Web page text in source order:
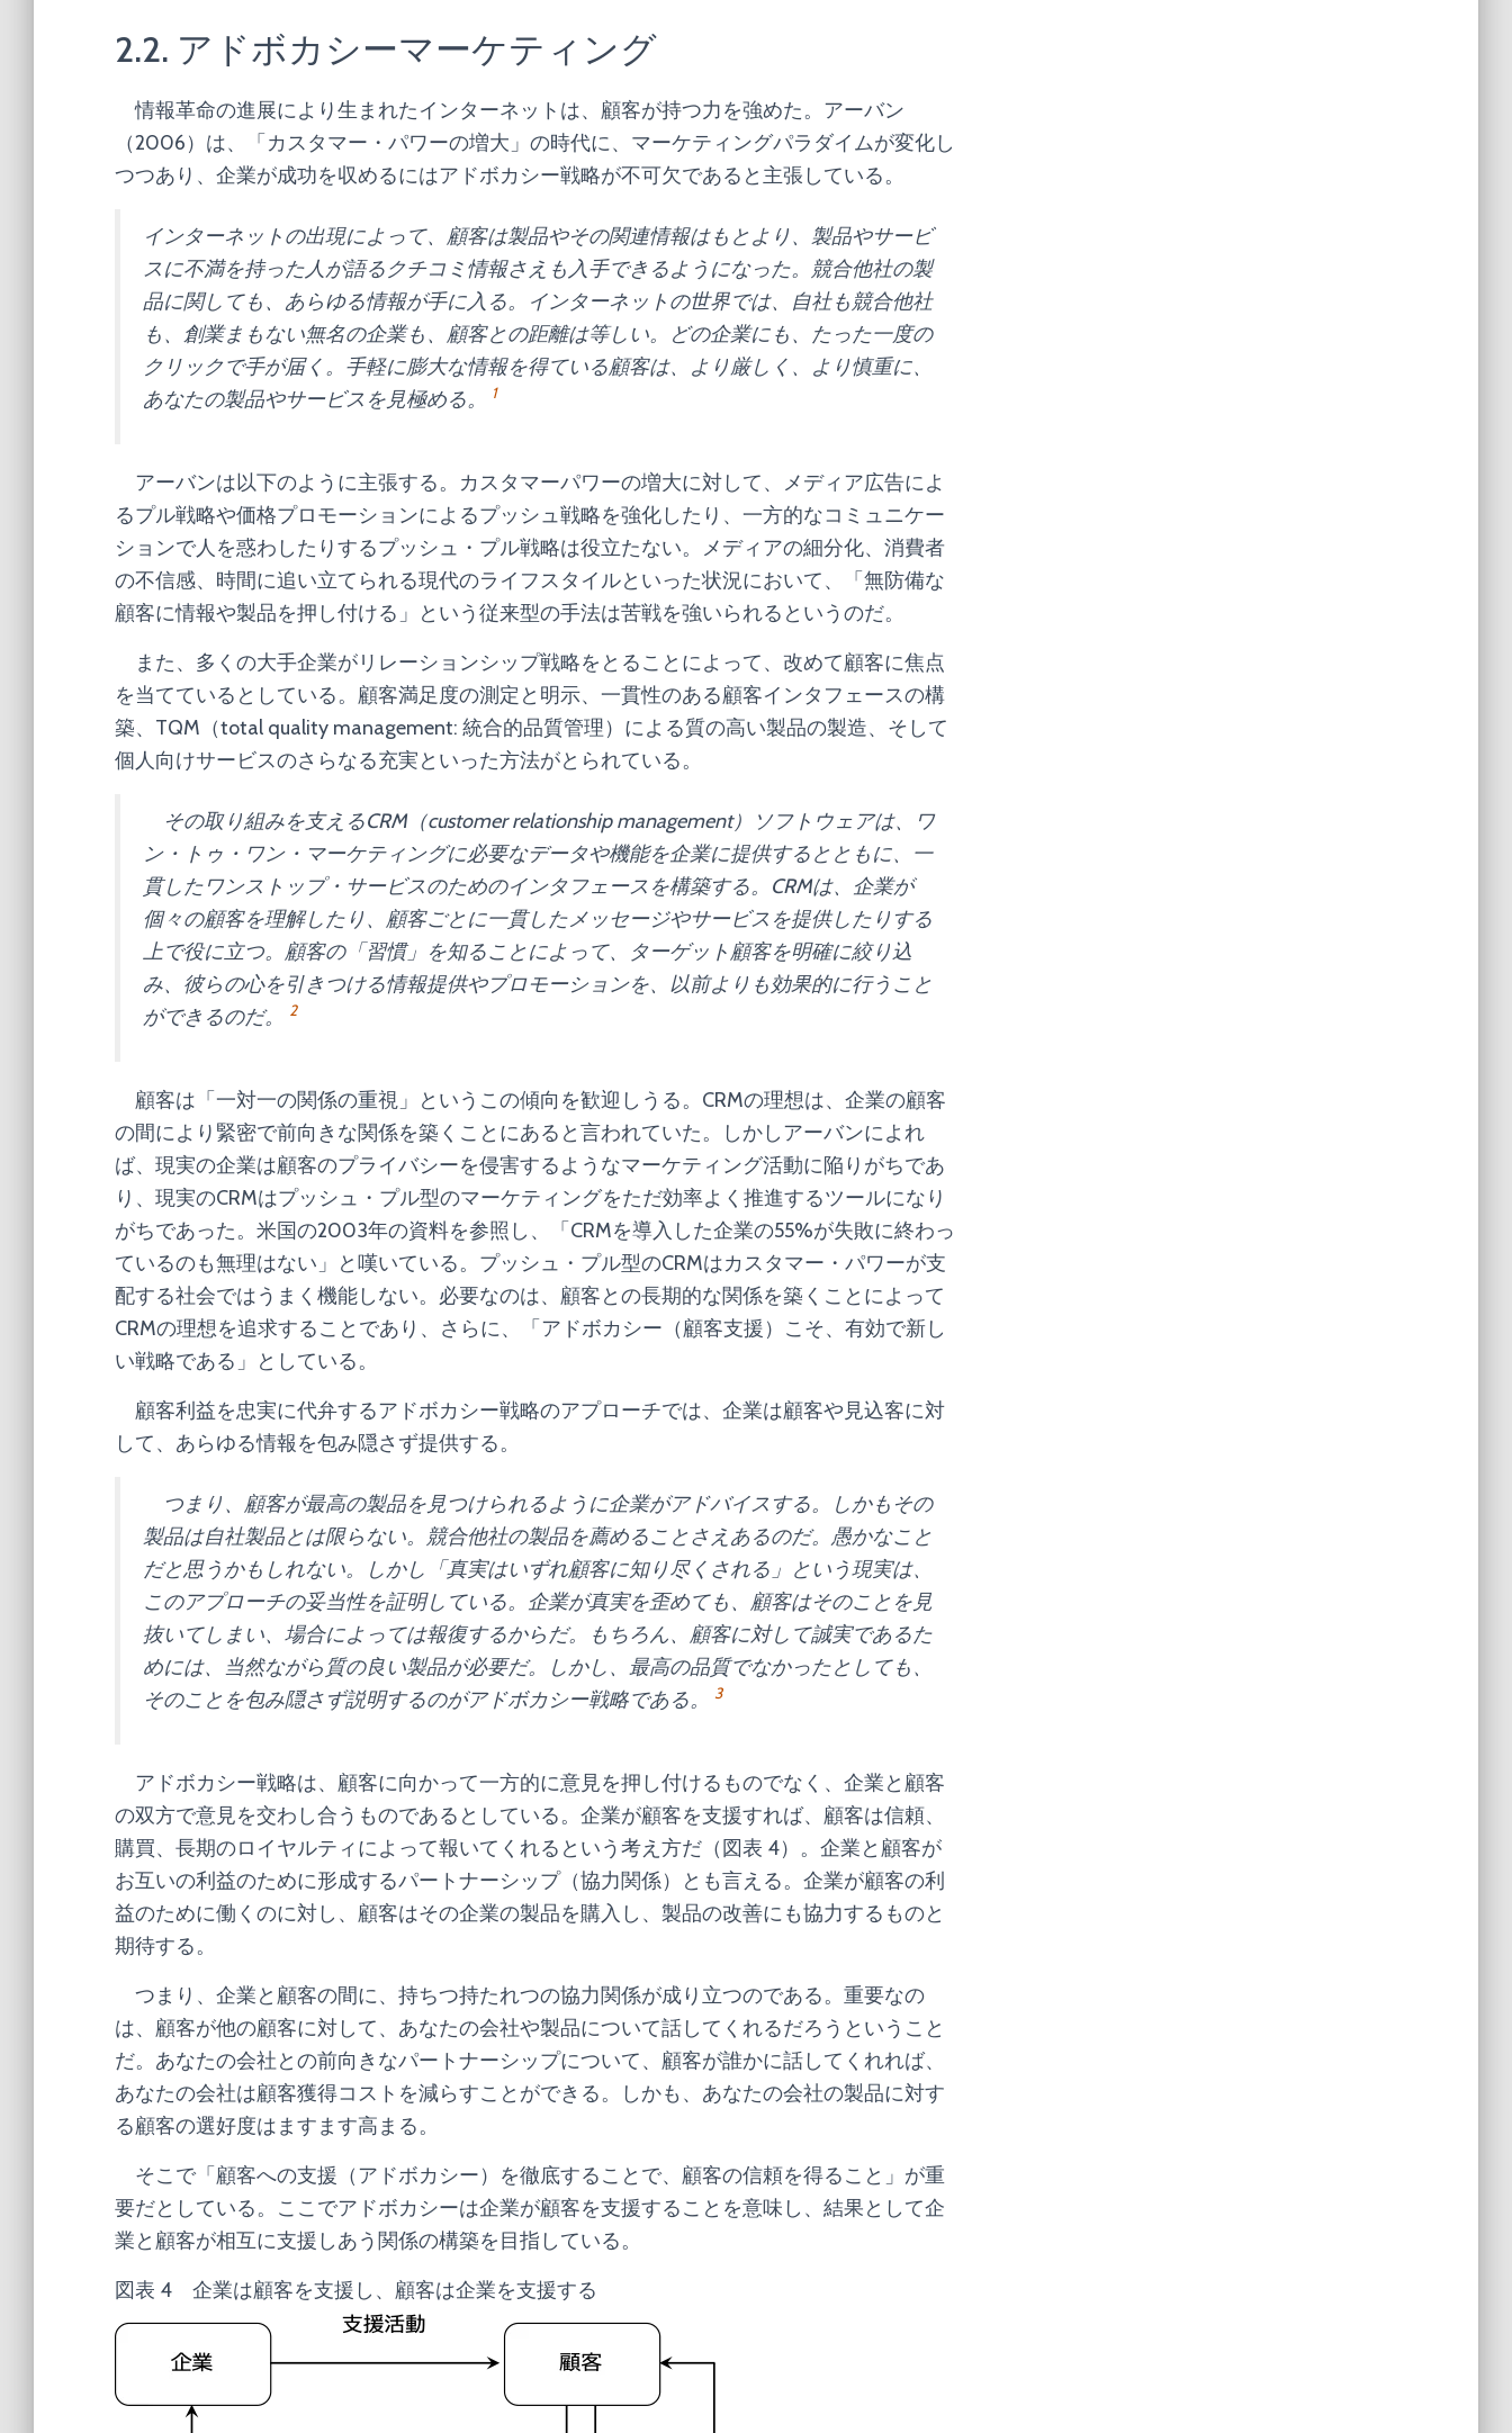
2.2. アドボカシーマーケティング
情報革命の進展により生まれたインターネットは、顧客が持つ力を強めた。アーバン
（2006）は、「カスタマー・パワーの増大」の時代に、マーケティングパラダイムが変化し
つつあり、企業が成功を収めるにはアドボカシー戦略が不可欠であると主張している。
インターネットの出現によって、顧客は製品やその関連情報はもとより、製品やサービ
スに不満を持った人が語るクチコミ情報さえも入手できるようになった。競合他社の製
品に関しても、あらゆる情報が手に入る。インターネットの世界では、自社も競合他社
も、創業まもない無名の企業も、顧客との距離は等しい。どの企業にも、たった一度の
クリックで手が届く。手軽に膨大な情報を得ている顧客は、より厳しく、より慎重に、
あなたの製品やサービスを見極める。
1
アーバンは以下のように主張する。カスタマーパワーの増大に対して、メディア広告によ
るプル戦略や価格プロモーションによるプッシュ戦略を強化したり、一方的なコミュニケー
ションで人を惑わしたりするプッシュ・プル戦略は役立たない。メディアの細分化、消費者
の不信感、時間に追い立てられる現代のライフスタイルといった状況において、「無防備な
顧客に情報や製品を押し付ける」という従来型の手法は苦戦を強いられるというのだ。
また、多くの大手企業がリレーションシップ戦略をとることによって、改めて顧客に焦点
を当てているとしている。顧客満足度の測定と明示、一貫性のある顧客インタフェースの構
築、TQM（total quality management: 統合的品質管理）による質の高い製品の製造、そして
個人向けサービスのさらなる充実といった方法がとられている。
その取り組みを支えるCRM（customer relationship management）ソフトウェアは、ワ
ン・トゥ・ワン・マーケティングに必要なデータや機能を企業に提供するとともに、一
貫したワンストップ・サービスのためのインタフェースを構築する。CRMは、企業が
個々の顧客を理解したり、顧客ごとに一貫したメッセージやサービスを提供したりする
上で役に立つ。顧客の「習慣」を知ることによって、ターゲット顧客を明確に絞り込
み、彼らの心を引きつける情報提供やプロモーションを、以前よりも効果的に行うこと
ができるのだ。
2
顧客は「一対一の関係の重視」というこの傾向を歓迎しうる。CRMの理想は、企業の顧客
の間により緊密で前向きな関係を築くことにあると言われていた。しかしアーバンによれ
ば、現実の企業は顧客のプライバシーを侵害するようなマーケティング活動に陥りがちであ
り、現実のCRMはプッシュ・プル型のマーケティングをただ効率よく推進するツールになり
がちであった。米国の2003年の資料を参照し、「CRMを導入した企業の55%が失敗に終わっ
ているのも無理はない」と嘆いている。プッシュ・プル型のCRMはカスタマー・パワーが支
配する社会ではうまく機能しない。必要なのは、顧客との長期的な関係を築くことによって
CRMの理想を追求することであり、さらに、「アドボカシー（顧客支援）こそ、有効で新し
い戦略である」としている。
顧客利益を忠実に代弁するアドボカシー戦略のアプローチでは、企業は顧客や見込客に対
して、あらゆる情報を包み隠さず提供する。
つまり、顧客が最高の製品を見つけられるように企業がアドバイスする。しかもその
製品は自社製品とは限らない。競合他社の製品を薦めることさえあるのだ。愚かなこと
だと思うかもしれない。しかし「真実はいずれ顧客に知り尽くされる」という現実は、
このアプローチの妥当性を証明している。企業が真実を歪めても、顧客はそのことを見
抜いてしまい、場合によっては報復するからだ。もちろん、顧客に対して誠実であるた
めには、当然ながら質の良い製品が必要だ。しかし、最高の品質でなかったとしても、
そのことを包み隠さず説明するのがアドボカシー戦略である。
3
アドボカシー戦略は、顧客に向かって一方的に意見を押し付けるものでなく、企業と顧客
の双方で意見を交わし合うものであるとしている。企業が顧客を支援すれば、顧客は信頼、
購買、長期のロイヤルティによって報いてくれるという考え方だ（図表 4）。企業と顧客が
お互いの利益のために形成するパートナーシップ（協力関係）とも言える。企業が顧客の利
益のために働くのに対し、顧客はその企業の製品を購入し、製品の改善にも協力するものと
期待する。
つまり、企業と顧客の間に、持ちつ持たれつの協力関係が成り立つのである。重要なの
は、顧客が他の顧客に対して、あなたの会社や製品について話してくれるだろうということ
だ。あなたの会社との前向きなパートナーシップについて、顧客が誰かに話してくれれば、
あなたの会社は顧客獲得コストを減らすことができる。しかも、あなたの会社の製品に対す
る顧客の選好度はますます高まる。
そこで「顧客への支援（アドボカシー）を徹底することで、顧客の信頼を得ること」が重
要だとしている。ここでアドボカシーは企業が顧客を支援することを意味し、結果として企
業と顧客が相互に支援しあう関係の構築を目指している。
図表 4 企業は顧客を支援し、顧客は企業を支援する